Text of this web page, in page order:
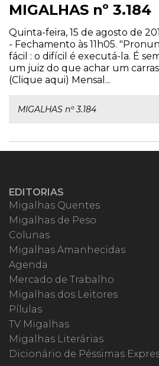
MIGALHAS nº 3.184
Quinta-feira, 15 de agosto de
- Fechamento às 11h05.
fácil : o difícil é executá-la. É
um juiz do que achar um
(Clique aqui) Mensal...
MIGALHAS nº 3.184
EDITORIAS
Migalhas Quentes
Migalhas de Peso
Colunas
Migalhas Amanhecidas
Agenda
Mercado de Trabalho
Migalhas dos Leitores
Pílulas
TV Migalhas
Migalhas Literárias
Dicionário de Péssimas